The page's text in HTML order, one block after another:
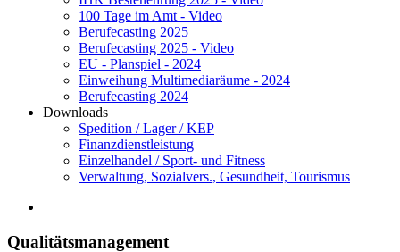
100 Tage im Amt - Video
Berufecasting 2025
Berufecasting 2025 - Video
EU - Planspiel - 2024
Einweihung Multimediaräume - 2024
Berufecasting 2024
Downloads
Spedition / Lager / KEP
Finanzdienstleistung
Einzelhandel / Sport- und Fitness
Verwaltung, Sozialvers., Gesundheit, Tourismus
Qualitätsmanagement